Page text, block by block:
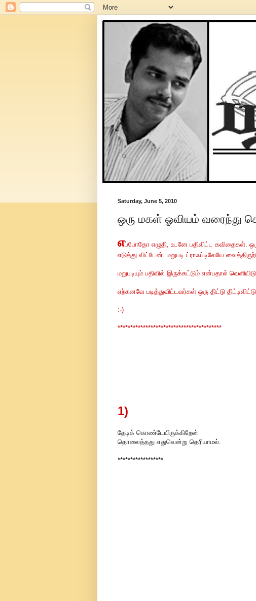
Saturday, June 5, 2010
ஒரு மகள் ஓவியம் வரைந்து
எப்போதோ எழுதி, உடனே பதிவிட்ட கவிதைகள்.
எடுத்து விட்டேன். மறுபடி ட்ராஃப்டிலேயே
மறுபடியும் பதிவில் இருக்கட்டும் என்பதால்
ஏற்கனவே படித்துவிட்டவர்கள் ஒரு திட்டு
:-)
*****************************************
1)
தேடிக் கொண்டேயிருக்கிறேன்
தொலைத்தது எதுவென்று தெரியாமல்.
******************